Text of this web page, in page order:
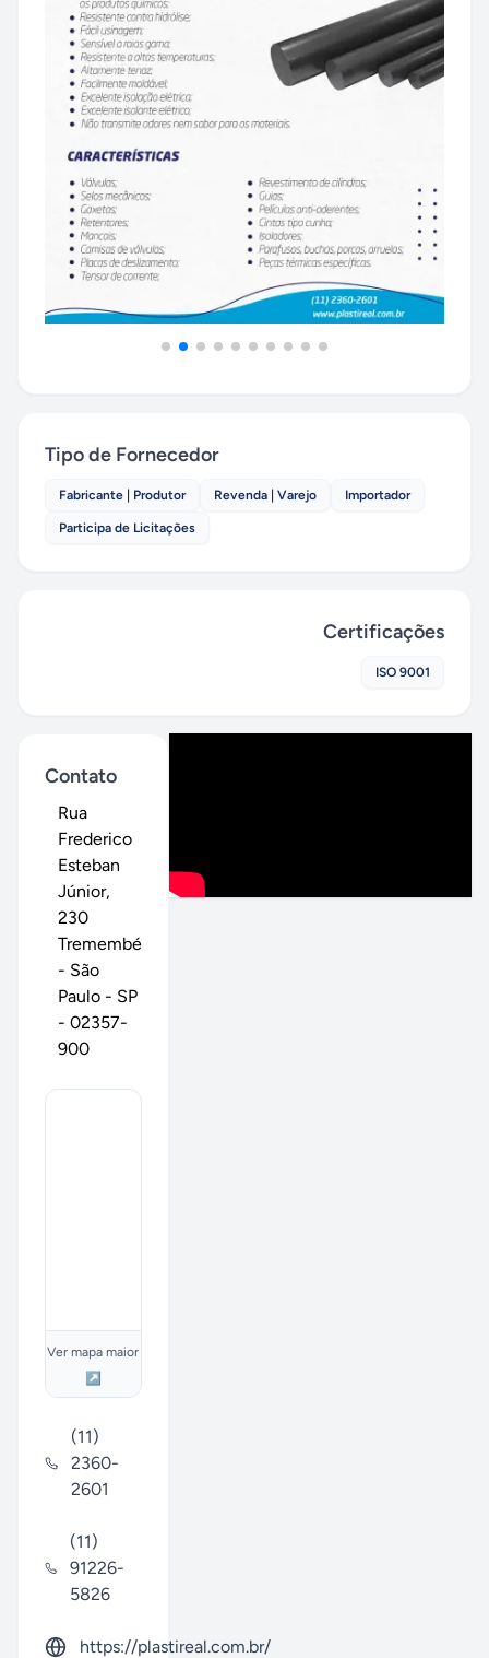
Tipo de Fornecedor
Fabricante | Produtor Revenda | Varejo Importador
Participa de Licitações
Certificações
ISO 9001
Contato
Rua
Frederico
Esteban
Júnior,
230
Tremembé
- São
Paulo - SP
- 02357-
900
Ver mapa maior
↗
(11)
2360-
2601
(11)
91226-
5826
https://plastireal.com.br/